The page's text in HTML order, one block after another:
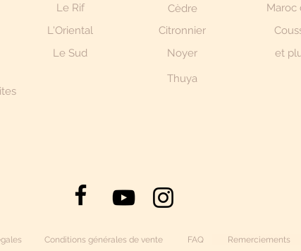
Le Rif
L'Oriental
Le Sud
Cèdre
Citronnier
Noyer
Maroc
et
Thuya
Remerciements
Conditions générales de vente FAQ